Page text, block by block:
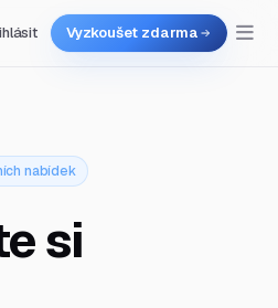
Vyzkoušet zdarma
nabídek
si